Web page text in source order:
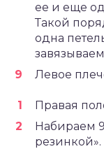
ее и еще
Такой
одна
Левое
Правая
Набираем
резинкой».